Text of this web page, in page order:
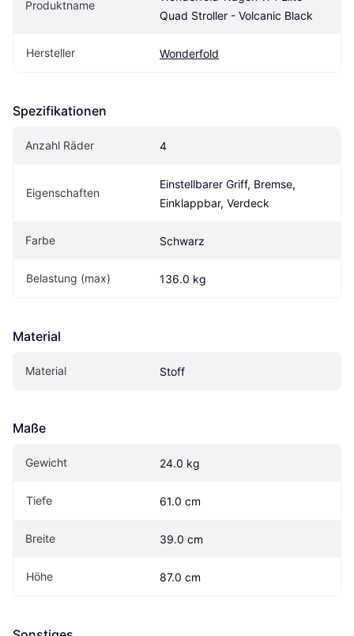
Produktname
Quad Stroller - Volcanic Black
Hersteller Wonderfold
Spezifikationen
Anzahl Räder 4
Eigen­schaften
Einstellbarer Griff, Bremse,
Einklappbar, Verdeck
Farbe Schwarz
Belastung (max) 136.0 kg
Material
Material Stoff
Maße
Gewicht 24.0 kg
Tiefe 61.0 cm
Breite 39.0 cm
Höhe 87.0 cm